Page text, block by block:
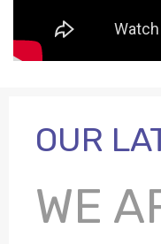
OUR
WE